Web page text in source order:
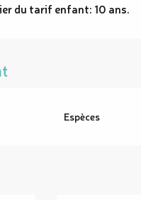
du tarif enfant: 10 ans.
Espèces